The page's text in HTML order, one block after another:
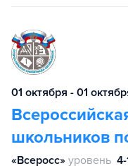
01 октября - 01
школьников
«Всеросс» уровень 4-